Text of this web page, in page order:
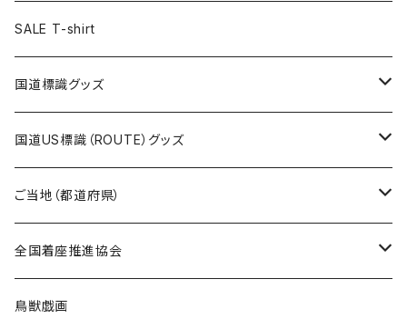
ランチバッグ
エコバッグ
クリアファイル
ステッカー
ホテルキーホルダー
モーテルキーホルダー
トートバッグ
マスク
エコバッグ
千葉ロッテマリーンズコラボ
ステッカー
モーテルキーホルダー
ホテルキーホルダー
トートバッグ
ステッカー
ホテルキーホルダー
キャップ
ステッカー
Tシャツ
ステッカー
ホテルキーホルダー
SALE T-shirt
国道標識グッズ
ステッカー
国道0～99号線
国道100～199号線
Tシャツ
キャップ
国道US標識（ROUTE）グッズ
ステッカー
ROUTE 0～99号線
ROUTE100～199号線
Tシャツ
ROUTE 0～99号線
キャップ
ご当地（都道府県）
北海道
青森県
全国着座推進協会
ステッカー
鳥獣戯画